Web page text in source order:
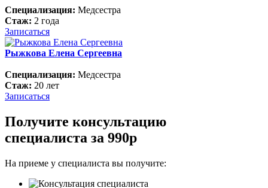
Специализация: Медсестра
Стаж: 2 года
Записаться
Рыжкова Елена Сергеевна
Специализация: Медсестра
Стаж: 20 лет
Записаться
Получите консультацию
специалиста за 990р
На приеме у специалиста вы получите: